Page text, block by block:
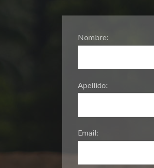
Nombre:
Apellido:
Email: